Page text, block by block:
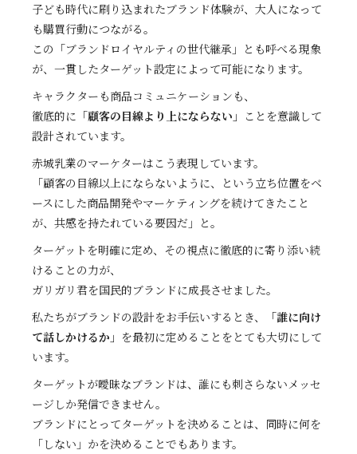
子ども時代に刷り込まれたブランド体験が、大人になって
も購買行動につながる。
この「ブランドロイヤルティの世代継承」とも呼べる現象
が、一貫したターゲット設定によって可能になります。
キャラクターも商品コミュニケーションも、
徹底的に「顧客の目線より上にならない」 ことを意識して
設計されています。
赤城乳業のマーケターはこう表現しています。
「顧客の目線以上にならないように、という立ち位置をベ
ースにした商品開発やマーケティングを続けてきたこと
が、共感を持たれている要因だ」と。
ターゲットを明確に定め、その視点に徹底的に寄り添い続
けることの力が、
ガリガリ君を国民的ブランドに成長させました。
私たちがブランドの設計をお手伝いするとき、
「誰に向け
て話しかけるか」 を最初に定めることをとても大切にして
います。
ターゲットが曖昧なブランドは、誰にも刺さらないメッセ
ージしか発信できません。
ブランドにとってターゲットを決めることは、同時に何を
「しない」かを決めることでもあります。